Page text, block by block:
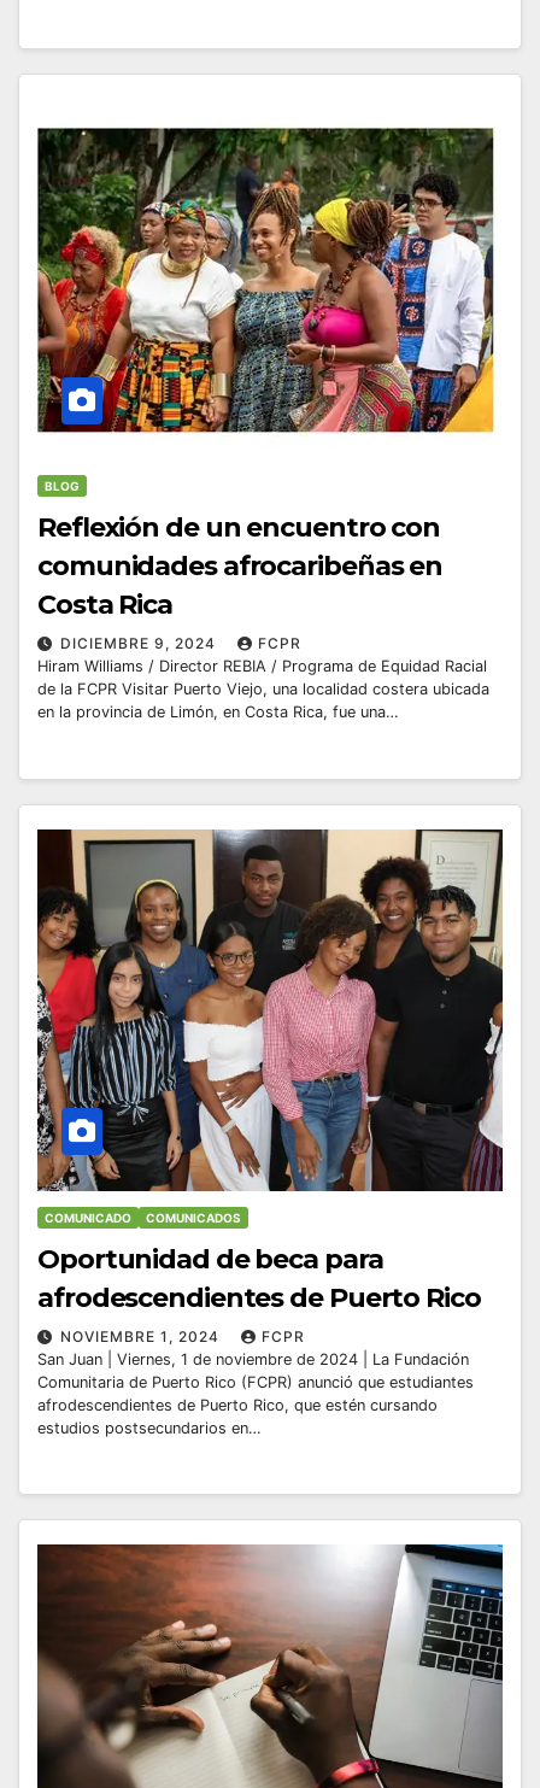
BLOG
Reflexión de un encuentro con
comunidades afrocaribeñas en
Costa Rica
DICIEMBRE 9, 2024
FCPR
Hiram Williams / Director REBIA / Programa de Equidad Racial
de la FCPR Visitar Puerto Viejo, una localidad costera ubicada
en la provincia de Limón, en Costa Rica, fue una…
COMUNICADO COMUNICADOS
Oportunidad de beca para
afrodescendientes de Puerto Rico
NOVIEMBRE 1, 2024
FCPR
San Juan | Viernes, 1 de noviembre de 2024 | La Fundación
Comunitaria de Puerto Rico (FCPR) anunció que estudiantes
afrodescendientes de Puerto Rico, que estén cursando
estudios postsecundarios en…